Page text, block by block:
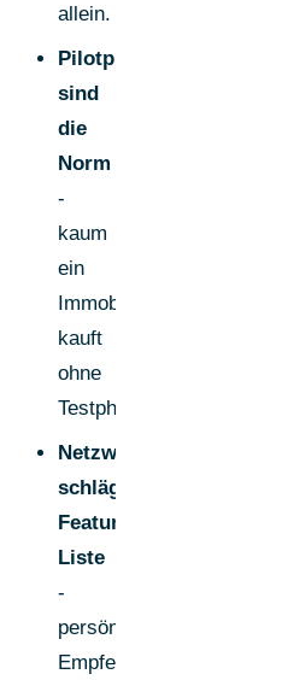
allein.
Pilotprojekte
sind
die
Norm
-
kaum
ein
Immobilienunternehmen
kauft
ohne
Testphase.
Netzwerk
schlägt
Feature-
Liste
-
persönliche
Empfehlungen